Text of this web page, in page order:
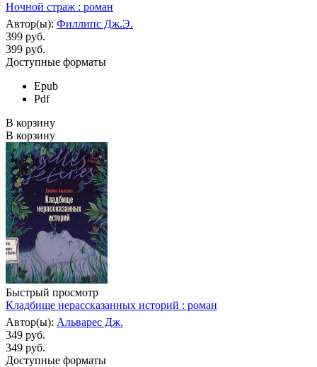
Ночной страж : роман
Автор(ы): Филлипс Дж.Э.
399 руб.
399 руб.
Доступные форматы
Epub
Pdf
В корзину
В корзину
Быстрый просмотр
Кладбище нерассказанных историй : роман
Автор(ы): Альварес Дж.
349 руб.
349 руб.
Доступные форматы